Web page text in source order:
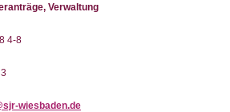
Verwaltung
4-8
wiesbaden.de